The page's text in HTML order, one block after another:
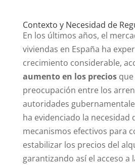
Contexto y Necesidad de
En los últimos años, el
viviendas en España ha
crecimiento considerable,
aumento en los preciosque
preocupación entre los
autoridades
ha evidenciado la necesidad
mecanismos efectivos para
estabilizar los precios del
garantizando así el acceso a